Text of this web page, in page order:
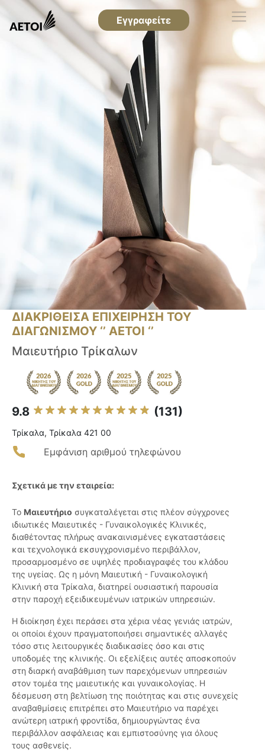
Εγγραφείτε
ΔΙΑΚΡΙΘΕΙΣΑ ΕΠΙΧΕΙΡΗΣΗ ΤΟΥ
ΔΙΑΓΩΝΙΣΜΟΥ ‘’ ΑΕΤΟΙ ‘’
Μαιευτήριο Τρίκαλων
9.8 (131)
Τρίκαλα, Τρίκαλα 421 00
Εμφάνιση αριθμού τηλεφώνου
Σχετικά με την εταιρεία:
Το Μαιευτήριο συγκαταλέγεται στις πλέον σύγχρονες
ιδιωτικές Μαιευτικές - Γυναικολογικές Κλινικές,
διαθέτοντας πλήρως ανακαινισμένες εγκαταστάσεις
και τεχνολογικά εκσυγχρονισμένο περιβάλλον,
προσαρμοσμένο σε υψηλές προδιαγραφές του κλάδου
της υγείας. Ως η μόνη Μαιευτική - Γυναικολογική
Κλινική στα Τρίκαλα, διατηρεί ουσιαστική παρουσία
στην παροχή εξειδικευμένων ιατρικών υπηρεσιών.
Η διοίκηση έχει περάσει στα χέρια νέας γενιάς ιατρών,
οι οποίοι έχουν πραγματοποιήσει σημαντικές αλλαγές
τόσο στις λειτουργικές διαδικασίες όσο και στις
υποδομές της κλινικής. Οι εξελίξεις αυτές αποσκοπούν
στη διαρκή αναβάθμιση των παρεχόμενων υπηρεσιών
στον τομέα της μαιευτικής και γυναικολογίας. Η
δέσμευση στη βελτίωση της ποιότητας και στις συνεχείς
αναβαθμίσεις επιτρέπει στο Μαιευτήριο να παρέχει
ανώτερη ιατρική φροντίδα, δημιουργώντας ένα
περιβάλλον ασφάλειας και εμπιστοσύνης για όλους
τους ασθενείς.